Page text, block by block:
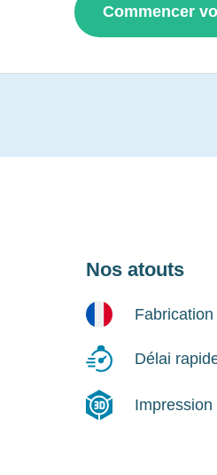
Nos atouts
Délai
Impression